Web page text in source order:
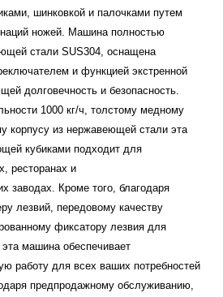
шинковкой и палочками путем
ножей. Машина полностью
стали SUS304, оснащена
и функцией экстренной
долговечность и безопасность.
1000 кг/ч, толстому медному
корпусу из нержавеющей стали эта
кубиками подходит для
ресторанах и
заводах. Кроме того, благодаря
лезвий, передовому качеству
фиксатору лезвия для
машина обеспечивает
работу для всех ваших потребностей
предпродажному обслуживанию,